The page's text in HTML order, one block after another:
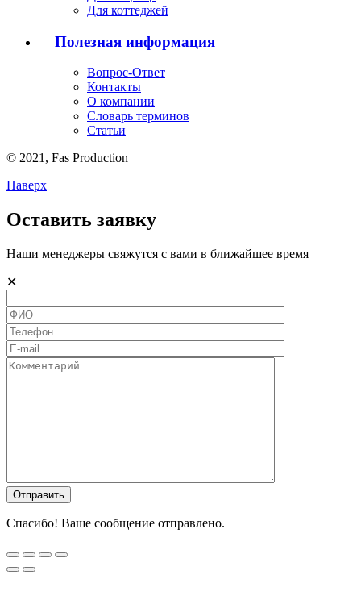
Для коттеджей
Полезная информация
Вопрос-Ответ
Контакты
О компании
Словарь терминов
Статьи
© 2021, Fas Production
Наверх
Оставить заявку
Наши менеджеры свяжутся с вами в ближайшее время
✕
Спасибо! Ваше сообщение отправлено.